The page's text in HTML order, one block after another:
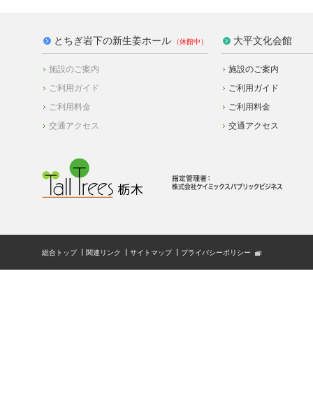
とちぎ岩下の新生姜ホール
施設のご案内
ご利用ガイド
ご利用料金
交通アクセス
大平文化会館
施設のご案内
ご利用ガイド
ご利用料金
交通アクセス
総合トップ 関連リンク サイトマップ プライバシーポリシー